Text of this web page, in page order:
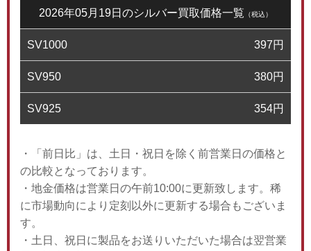
2026年05月19日のシルバー買取価格一覧 （税込）
SV1000 397円
SV950 380円
SV925 354円
・「前日比」は、土日・祝日を除く前営業日の価格と
の比較となっております。
・地金価格は営業日の午前10:00に更新致します。稀
に市場動向により定刻以外に更新する場合もございま
す。
・土日、祝日に製品をお送りいただいた場合は翌営業